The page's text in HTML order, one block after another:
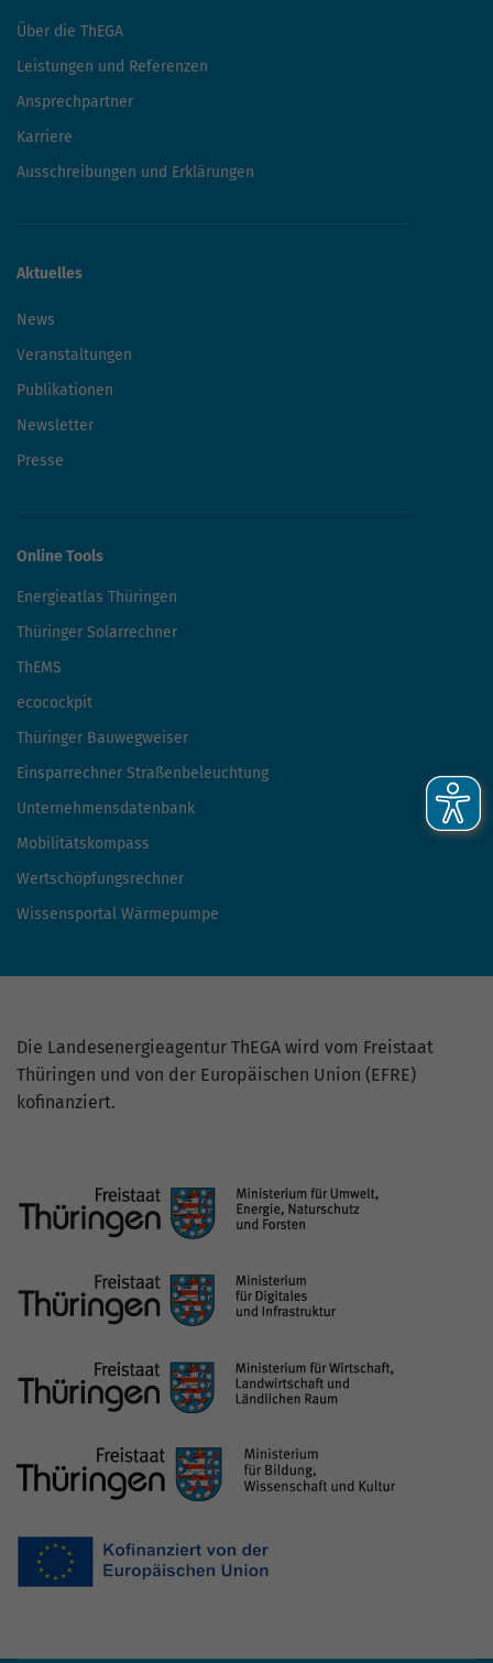
Über die ThEGA
Leistungen und Referenzen
Ansprechpartner
Karriere
Ausschreibungen und Erklärungen
Aktuelles
News
Veranstaltungen
Publikationen
Newsletter
Presse
Online Tools
Energieatlas Thüringen
Thüringer Solarrechner
ThEMS
ecocockpit
Thüringer Bauwegweiser
Einsparrechner Straßenbeleuchtung
Unternehmensdatenbank
Mobilitätskompass
Wertschöpfungsrechner
Wissensportal Wärmepumpe
Die Landesenergieagentur ThEGA wird vom Freistaat
Thüringen und von der Europäischen Union (EFRE)
kofinanziert.